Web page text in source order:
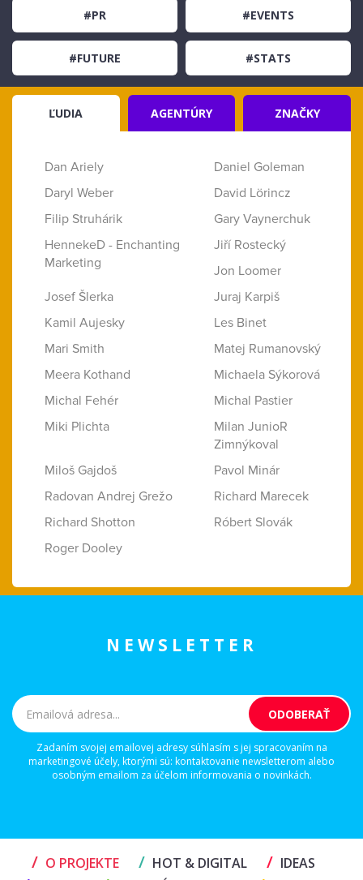
#PR #EVENTS
#FUTURE #STATS
ĽUDIA AGENTÚRY ZNAČKY
Dan Ariely
Daniel Goleman
Daryl Weber
David Lörincz
Filip Struhárik
Gary Vaynerchuk
HennekeD - Enchanting
Marketing
Jiří Rostecký
Jon Loomer
Josef Šlerka
Juraj Karpiš
Kamil Aujesky
Les Binet
Mari Smith
Matej Rumanovský
Meera Kothand
Michaela Sýkorová
Michal Fehér
Michal Pastier
Miki Plichta
Milan JunioR
Zimnýkoval
Miloš Gajdoš
Pavol Minár
Radovan Andrej Grežo
Richard Marecek
Richard Shotton
Róbert Slovák
Roger Dooley
NEWSLETTER
Zadaním svojej emailovej adresy súhlasím s jej spracovaním na
marketingové účely, ktorými sú: kontaktovanie newsletterom alebo
osobným emailom za účelom informovania o novinkách.
/ O PROJEKTE / HOT & DIGITAL / IDEAS